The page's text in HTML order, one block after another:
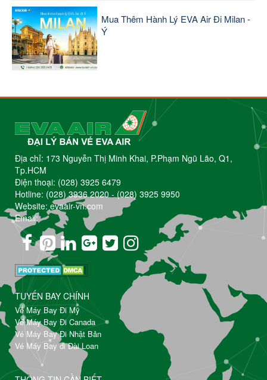
Mua Thêm Hành Lý EVA Air Đi Milan -
Ý
Địa chỉ: 173 Nguyễn Thị Minh Khai, P.Phạm Ngũ Lão, Q1,
Tp.HCM
Điện thoại: (028) 3925 6479
Hotline: (028) 3936 2020-(028) 3925 9950
Website: evaair-vn.com
Email:
TUYẾN BAY CHÍNH
Vé Máy Bay Đi Mỹ
Vé Máy Bay Đi Canada
Vé Máy Bay Đi Nhật Bản
Vé Máy Bay đi Đài Loan